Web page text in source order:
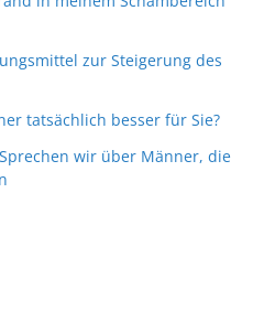
zur Steigerung des
tatsächlich besser für Sie?
wir über Männer, die